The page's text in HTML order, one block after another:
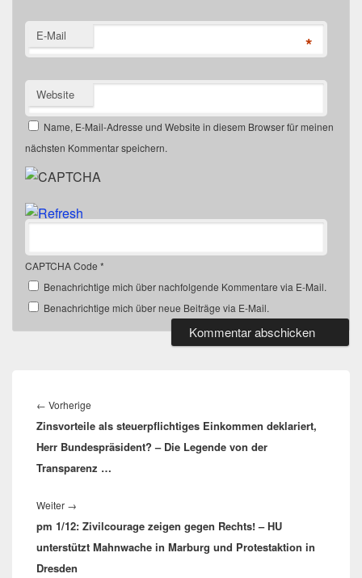
E-Mail *
Website
Name, E-Mail-Adresse und Website in diesem Browser für meinen
nächsten Kommentar speichern.
CAPTCHA Code *
Benachrichtige mich über nachfolgende Kommentare via E-Mail.
Benachrichtige mich über neue Beiträge via E-Mail.
← Vorherige
Beitrag:
Zinsvorteile als steuerpflichtiges Einkommen deklariert,
Herr Bundespräsident? – Die Legende von der
Transparenz …
Weiter →
Beitrag:
pm 1/12: Zivilcourage zeigen gegen Rechts! – HU
unterstützt Mahnwache in Marburg und Protestaktion in
Dresden